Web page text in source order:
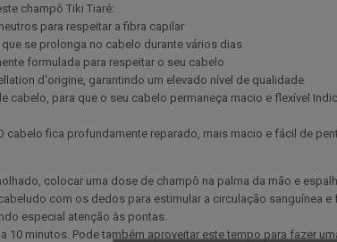
champô Tiki Tiaré:
para respeitar a fibra capilar
se prolonga no cabelo durante vários dias
formulada para respeitar o seu cabelo
d'origine, garantindo um elevado nível de qualidade
cabelo, para que o seu cabelo permaneça macio e flexível
cabelo fica profundamente reparado, mais macio e fácil de
colocar uma dose de champô na palma da mão e
com os dedos para estimular a circulação
especial atenção às pontas.
10 minutos. Pode também aproveitar este tempo para fazer